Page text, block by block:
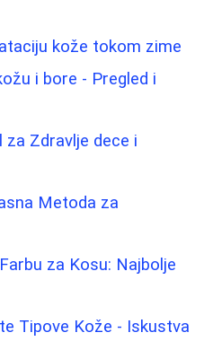
kože tokom zime
i bore - Pregled i
za Zdravlje dece i
Metoda za
za Kosu: Najbolje
Tipove Kože - Iskustva